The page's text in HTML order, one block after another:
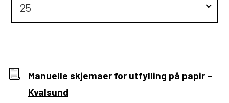
25
Manuelle skjemaer for utfylling på papir –
Kvalsund